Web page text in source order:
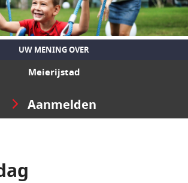
UW MENING OVER
Meierijstad
Aanmelden